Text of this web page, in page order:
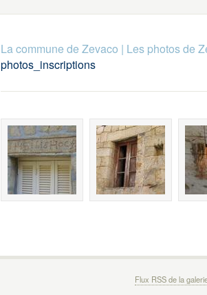
La commune de Zevaco | Les photos de
photos_inscriptions
Flux RSS de la